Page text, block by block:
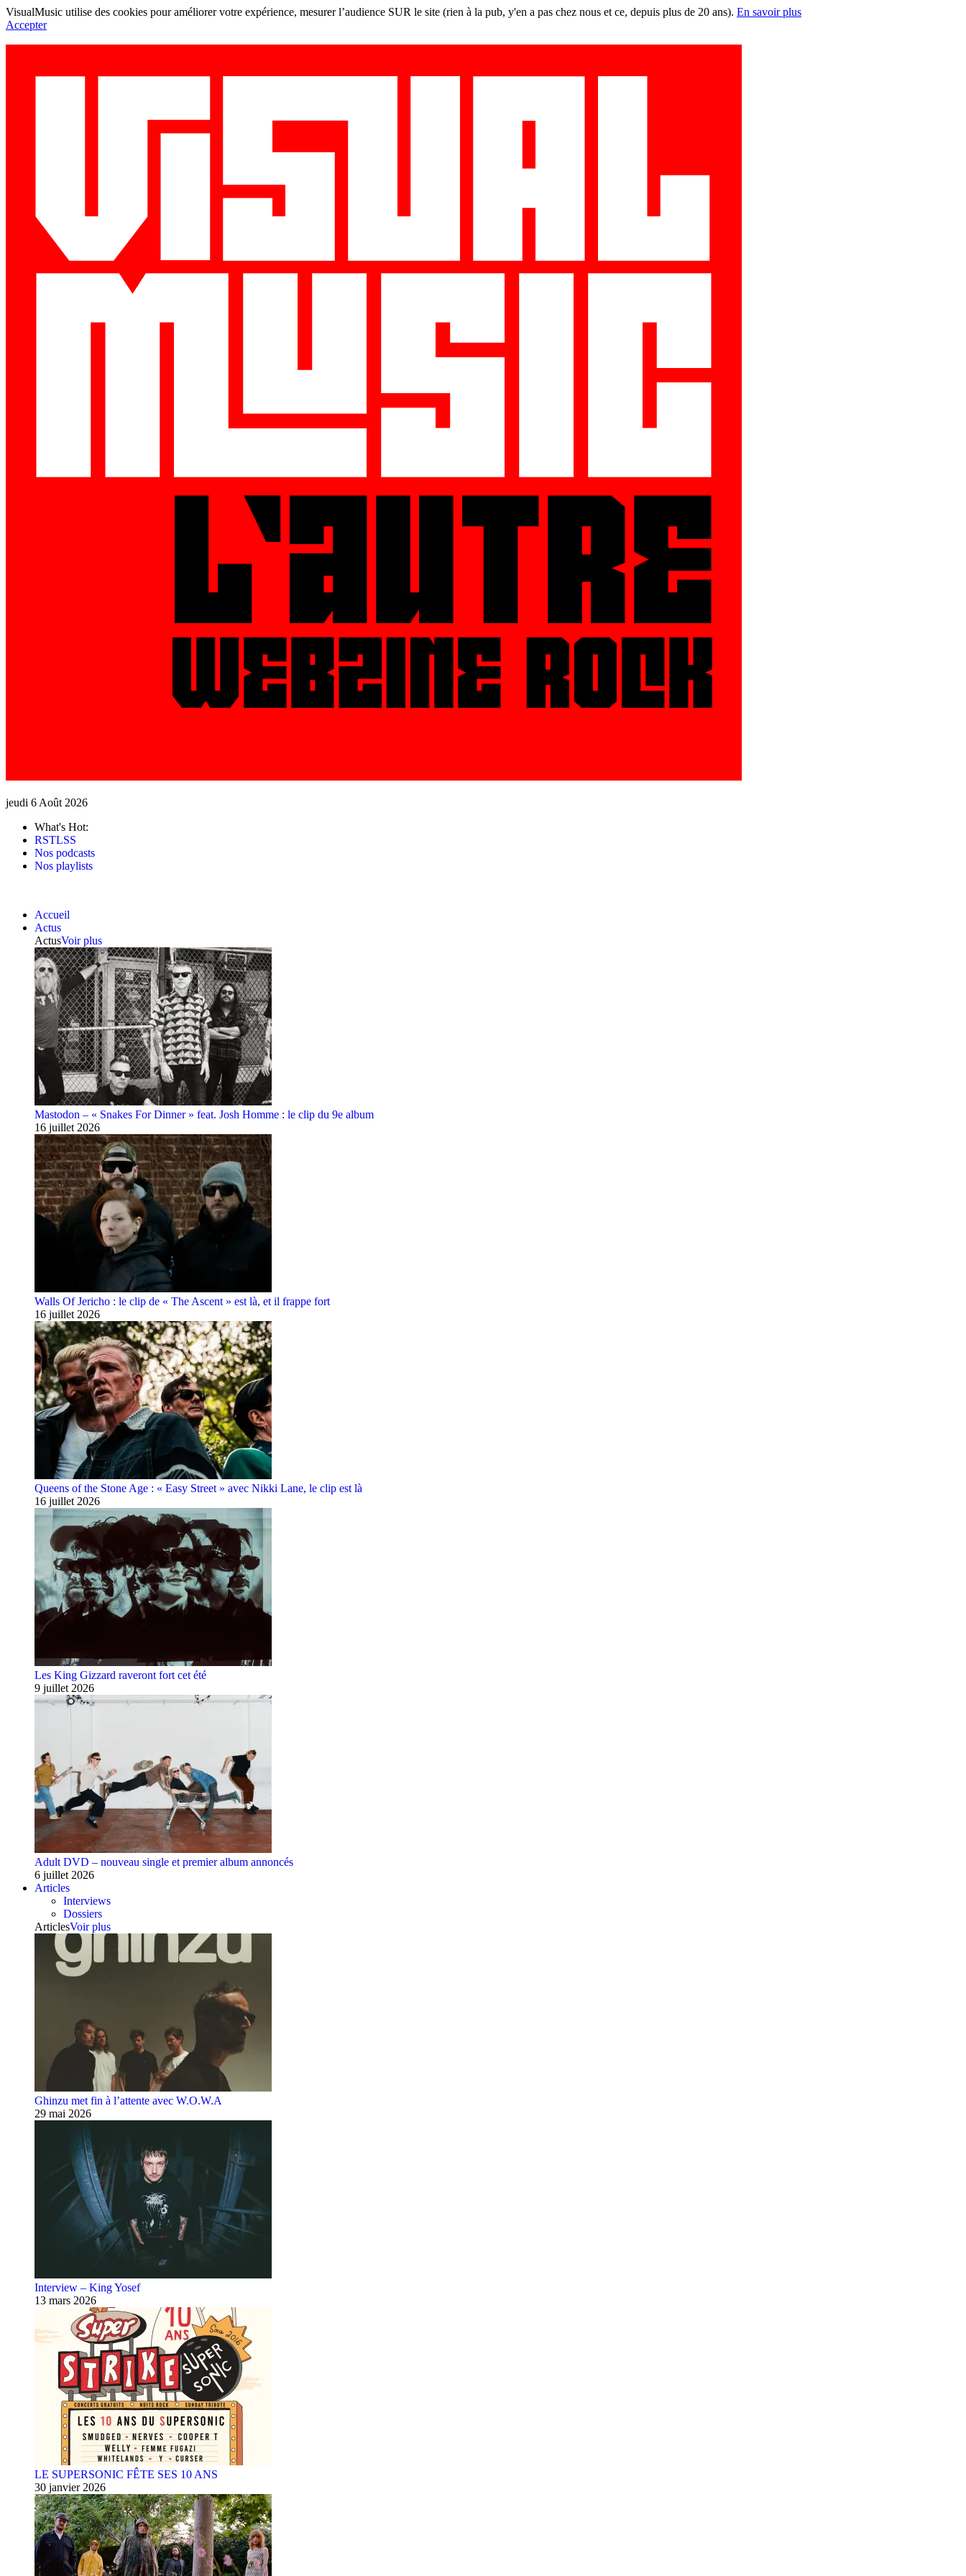
VisualMusic utilise des cookies pour améliorer votre expérience, mesurer l’audience SUR le site (rien à la pub, y'en a pas chez nous et ce, depuis plus de 20 ans). En savoir plus
Accepter
jeudi 6 Août 2026
What's Hot:
RSTLSS
Nos podcasts
Nos playlists
Accueil
Actus
ActusVoir plus
Mastodon – « Snakes For Dinner » feat. Josh Homme : le clip du 9e album
16 juillet 2026
Walls Of Jericho : le clip de « The Ascent » est là, et il frappe fort
16 juillet 2026
Queens of the Stone Age : « Easy Street » avec Nikki Lane, le clip est là
16 juillet 2026
Les King Gizzard raveront fort cet été
9 juillet 2026
Adult DVD – nouveau single et premier album annoncés
6 juillet 2026
Articles
Interviews
Dossiers
ArticlesVoir plus
Ghinzu met fin à l’attente avec W.O.W.A
29 mai 2026
Interview – King Yosef
13 mars 2026
LE SUPERSONIC FÊTE SES 10 ANS
30 janvier 2026